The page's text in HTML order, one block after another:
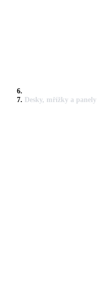
Desky, mřížky a panely